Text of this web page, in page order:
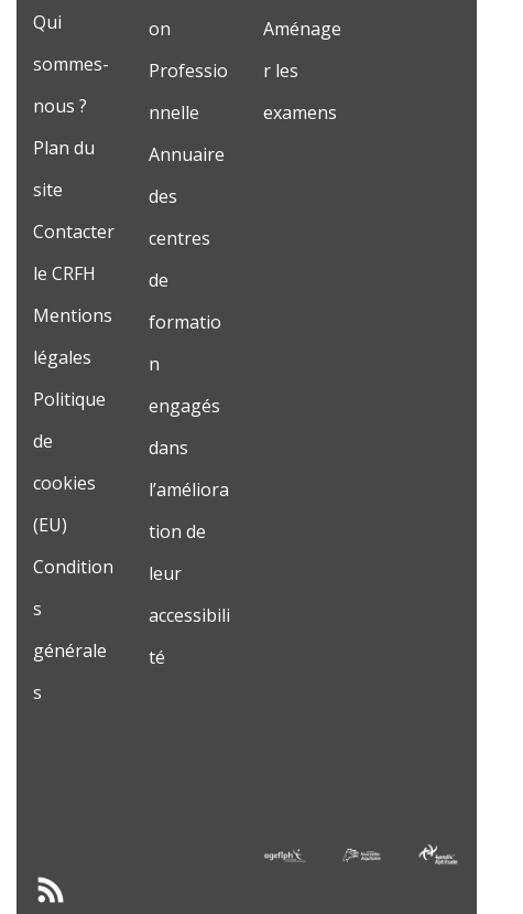
Qui
sommes-
nous ?
Plan du
site
Contacter
le CRFH
Mentions
légales
Politique
de
cookies
(EU)
Condition
s
générale
s
on
Professio
nnelle
Annuaire
des
centres
de
formatio
n
engagés
dans
l’améliora
tion de
leur
accessibili
té
Aménage
r les
examens